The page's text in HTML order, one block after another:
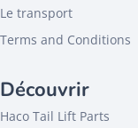
Le transport
Terms and Conditions
Découvrir
Haco Tail Lift Parts